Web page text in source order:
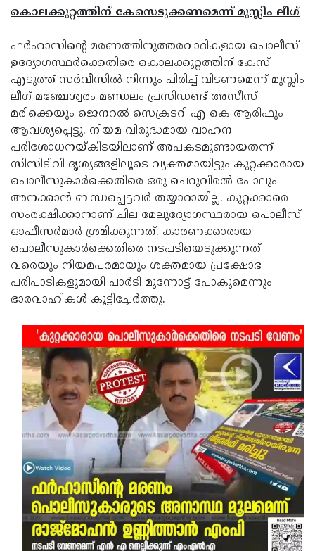
കൊലക്കുറ്റത്തിന് കേസെടുക്കണമെന്ന് മുസ്ലിം ലീഗ്
ഫര്‍ഹാസിന്റെ മരണത്തിനുത്തരവാദികളായ പൊലീസ്
ഉദ്യോഗസ്ഥര്‍ക്കെതിരെ കൊലക്കുറ്റത്തിന് കേസ്
എടുത്ത് സര്‍വീസില്‍ നിന്നും പിരിച്ച് വിടണമെന്ന് മുസ്ലിം
ലീഗ് മഞ്ചേശ്വരം മണ്ഡലം പ്രസിഡണ്ട് അസീസ്
മരിക്കെയും ജെനറല്‍ സെക്രടറി എ കെ ആരിഫും
ആവശ്യപ്പെട്ടു. നിയമ വിരുദ്ധമായ വാഹന
പരിശോധനയ്കിടയിലാണ് അപകടമുണ്ടായതന്ന്
സിസിടിവി ദൃശ്യങ്ങളിലൂടെ വ്യക്തമായിട്ടും കുറ്റക്കാരായ
പൊലീസുകാര്‍ക്കെതിരെ ഒരു ചെറുവിരല്‍ പോലും
അനക്കാന്‍ ബന്ധപ്പെട്ടവര്‍ തയ്യാറായില്ല. കുറ്റക്കാരെ
സംരക്ഷിക്കാനാണ് ചില മേലുദ്യോഗസ്ഥരായ പൊലീസ്
ഓഫീസര്‍മാര്‍ ശ്രമിക്കുന്നത്. കാരണക്കാരായ
പൊലീസുകാര്‍ക്കെതിരെ നടപടിയെടുക്കുന്നത്
വരെയും നിയമപരമായും ശക്തമായ പ്രക്ഷോഭ
പരിപാടികളുമായി പാര്‍ടി മുന്നോട്ട് പോകുമെന്നും
ഭാരവാഹികള്‍ കൂട്ടിച്ചേര്‍ത്തു.